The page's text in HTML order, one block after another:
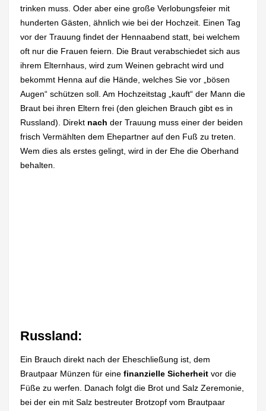
trinken muss. Oder aber eine große Verlobungsfeier mit
hunderten Gästen, ähnlich wie bei der Hochzeit. Einen Tag
vor der Trauung findet der Hennaabend statt, bei welchem
oft nur die Frauen feiern. Die Braut verabschiedet sich aus
ihrem Elternhaus, wird zum Weinen gebracht wird und
bekommt Henna auf die Hände, welches Sie vor „bösen
Augen“ schützen soll. Am Hochzeitstag „kauft“ der Mann die
Braut bei ihren Eltern frei (den gleichen Brauch gibt es in
Russland). Direkt nach der Trauung muss einer der beiden
frisch Vermählten dem Ehepartner auf den Fuß zu treten.
Wem dies als erstes gelingt, wird in der Ehe die Oberhand
behalten.
Russland:
Ein Brauch direkt nach der Eheschließung ist, dem
Brautpaar Münzen für einefinanzielle Sicherheit vor die
Füße zu werfen. Danach folgt die Brot und Salz Zeremonie,
bei der ein mit Salz bestreuter Brotzopf vom Brautpaar